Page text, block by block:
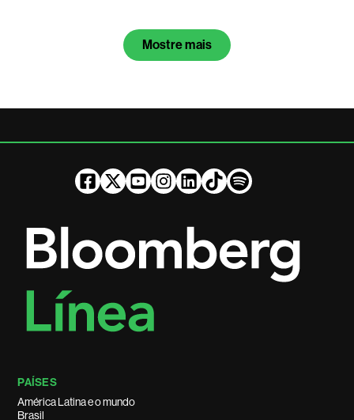
Mostre mais
PAÍSES
América Latina e o mundo
Brasil